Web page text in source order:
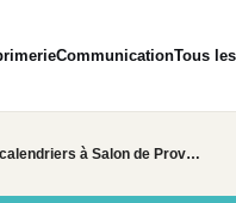
CommunicationTous
Personnalisation de calendriers à Salon de Provence